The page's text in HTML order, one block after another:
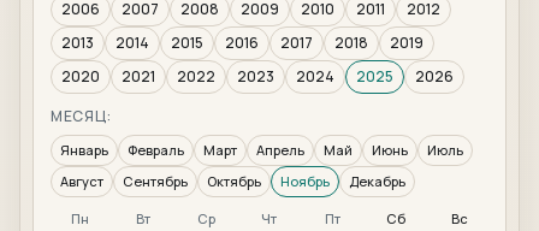
2006
2007 2008 2009 2010 2011
2012
2013
2014 2015 2016 2017 2018
2019
2020
2021 2022 2023 2024 2025
2026
МЕСЯЦ:
Январь Февраль Март Апрель Май Июнь
Июль
Август
Сентябрь Октябрь Ноябрь Декабрь
Пн Вт Ср Чт Пт Сб Вс